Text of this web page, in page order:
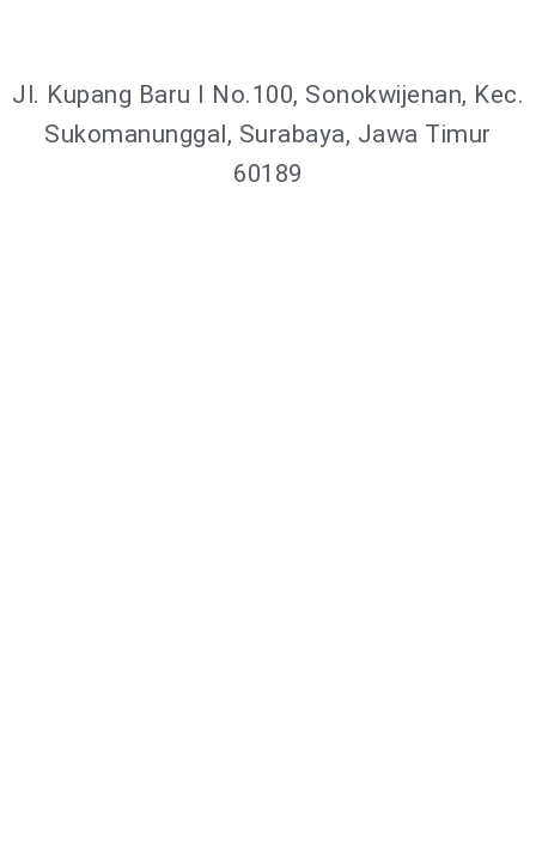
Jl. Kupang Baru I No.100, Sonokwijenan, Kec.
Sukomanunggal, Surabaya, Jawa Timur
60189